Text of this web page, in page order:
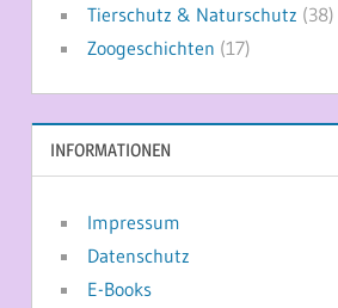
Tierschutz & Naturschutz (38)
Zoogeschichten (17)
INFORMATIONEN
Impressum
Datenschutz
E-Books